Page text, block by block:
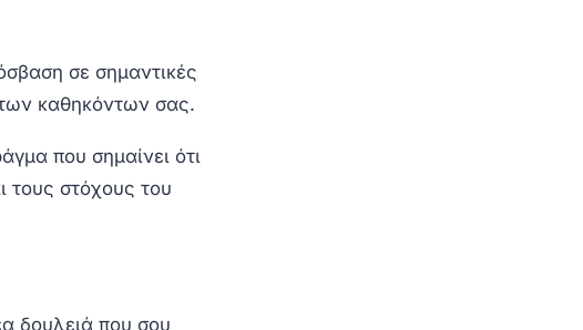
σε σημαντικές
καθηκόντων σας.
που σημαίνει ότι
τους στόχους του
δουλειά που σου